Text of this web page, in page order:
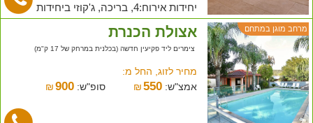
יחידות אירוח:4, בריכה, ג'קוזי ביחידות
מרחב מוגן במתחם אצולת הכנרת
צימרים ליד פקיעין חדשה (בכלנית במרחק של 17 ק"מ)
מחיר לזוג, החל מ:
אמצ"ש:
₪550 סופ"ש: ₪ 900